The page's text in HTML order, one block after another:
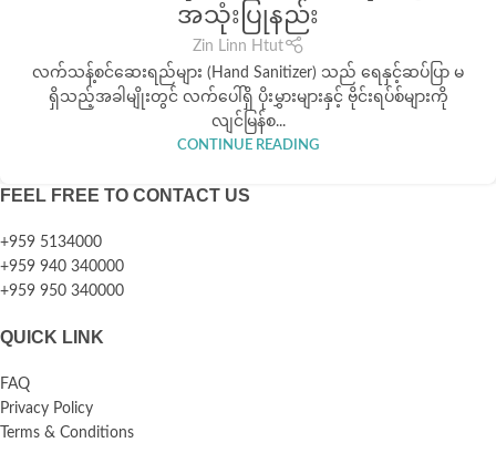
အသုံးပြုနည်း
Zin Linn Htut
လက်သန့်စင်ဆေးရည်များ (Hand Sanitizer) သည် ရေနှင့်ဆပ်ပြာ မ
ရှိသည့်အခါမျိုးတွင် လက်ပေါ်ရှိ ပိုးမွှားများနှင့် ဗိုင်းရပ်စ်များကို
လျင်မြန်စ...
CONTINUE READING
FEEL FREE TO CONTACT US
+959 5134000
+959 940 340000
+959 950 340000
QUICK LINK
FAQ
Privacy Policy
Terms & Conditions